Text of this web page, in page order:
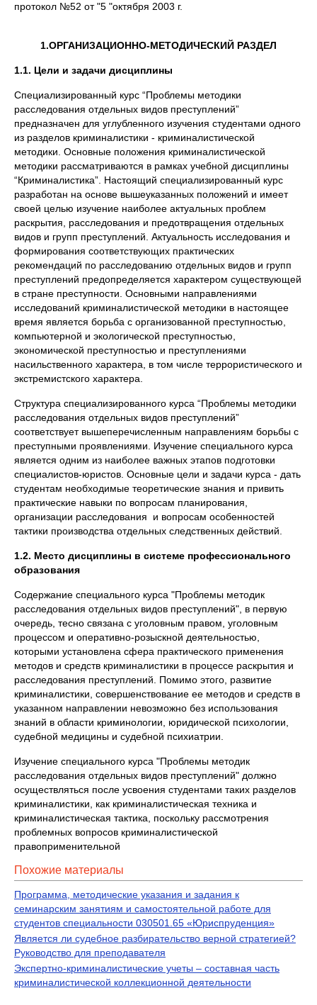
протокол №52 от "5 "октября 2003 г.
1.ОРГАНИЗАЦИОННО-МЕТОДИЧЕСКИЙ РАЗДЕЛ
1.1. Цели и задачи дисциплины
Специализированный курс “Проблемы методики
расследования отдельных видов преступлений”
предназначен для углубленного изучения студентами одного
из разделов криминалистики - криминалистической
методики. Основные положения криминалистической
методики рассматриваются в рамках учебной дисциплины
“Криминалистика”. Настоящий специализированный курс
разработан на основе вышеуказанных положений и имеет
своей целью изучение наиболее актуальных проблем
раскрытия, расследования и предотвращения отдельных
видов и групп преступлений. Актуальность исследования и
формирования соответствующих практических
рекомендаций по расследованию отдельных видов и групп
преступлений предопределяется характером существующей
в стране преступности. Основными направлениями
исследований криминалистической методики в настоящее
время является борьба с организованной преступностью,
компьютерной и экологической преступностью,
экономической преступностью и преступлениями
насильственного характера, в том числе террористического и
экстремистского характера.
Структура специализированного курса “Проблемы методики
расследования отдельных видов преступлений”
соответствует вышеперечисленным направлениям борьбы с
преступными проявлениями. Изучение специального курса
является одним из наиболее важных этапов подготовки
специалистов-юристов. Основные цели и задачи курса - дать
студентам необходимые теоретические знания и привить
практические навыки по вопросам планирования,
организации расследования и вопросам особенностей
тактики производства отдельных следственных действий.
1.2. Место дисциплины в системе профессионального
образования
Содержание специального курса "Проблемы методик
расследования отдельных видов преступлений", в первую
очередь, тесно связана с уголовным правом, уголовным
процессом и оперативно-розыскной деятельностью,
которыми установлена сфера практического применения
методов и средств криминалистики в процессе раскрытия и
расследования преступлений. Помимо этого, развитие
криминалистики, совершенствование ее методов и средств в
указанном направлении невозможно без использования
знаний в области криминологии, юридической психологии,
судебной медицины и судебной психиатрии.
Изучение специального курса "Проблемы методик
расследования отдельных видов преступлений" должно
осуществляться после усвоения студентами таких разделов
криминалистики, как криминалистическая техника и
криминалистическая тактика, поскольку рассмотрения
проблемных вопросов криминалистической
правоприменительной
Похожие материалы
Программа, методические указания и задания к
семинарским занятиям и самостоятельной работе для
студентов специальности 030501.65 «Юриспруденция»
Является ли судебное разбирательство верной стратегией?
Руководство для преподавателя
Экспертно-криминалистические учеты – составная часть
криминалистической коллекционной деятельности